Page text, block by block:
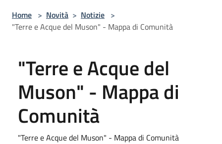
Home > Novità > Notizie >
"Terre e Acque del Muson" - Mappa di Comunità
"Terre e Acque del
Muson" - Mappa di
Comunità
"Terre e Acque del Muson" - Mappa di Comunità